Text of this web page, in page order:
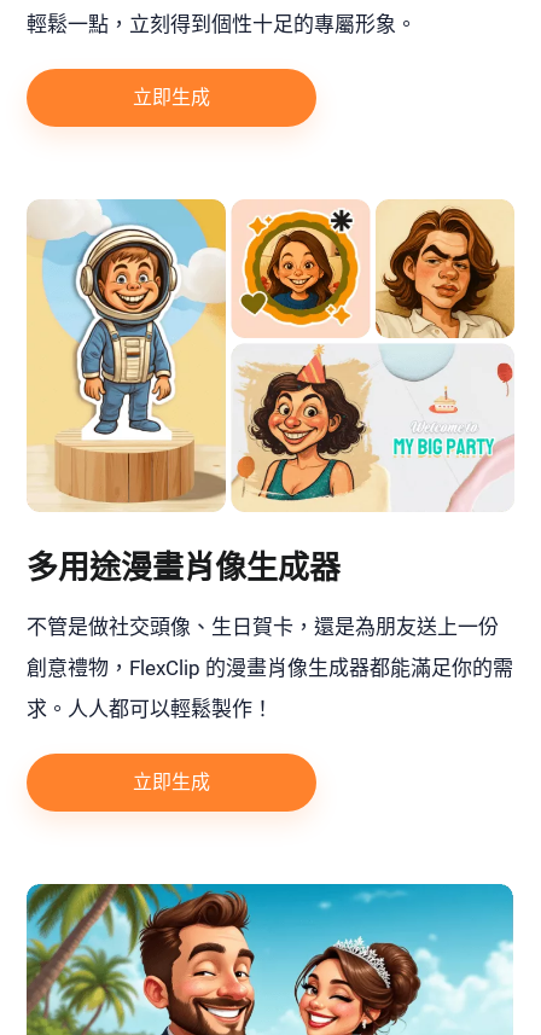
輕鬆一點，立刻得到個性十足的專屬形象。
立即生成
多用途漫畫肖像生成器
不管是做社交頭像、生日賀卡，還是為朋友送上一份
創意禮物，FlexClip 的漫畫肖像生成器都能滿足你的需
求。人人都可以輕鬆製作！
立即生成